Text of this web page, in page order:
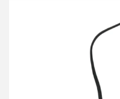
ハルノブムラタ 25AW